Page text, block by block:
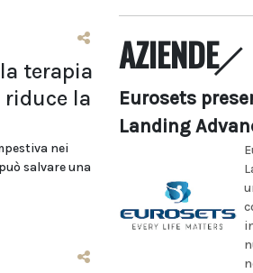
terapia
la
nei
salvare una
AZIENDE
Eurosets
Landing